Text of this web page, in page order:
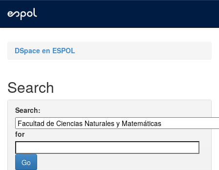
navigationDSpace en ESPOL
Search
Search:
for